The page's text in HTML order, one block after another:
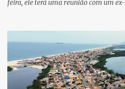
feira, ele terá uma reunião com um
atenção pela ousadia do projeto, que
novo patamar de visibilidade
Quaquá, a conversa será o início de
viabilidade dessa estrutura na cidade.
também respondeu às críticas que